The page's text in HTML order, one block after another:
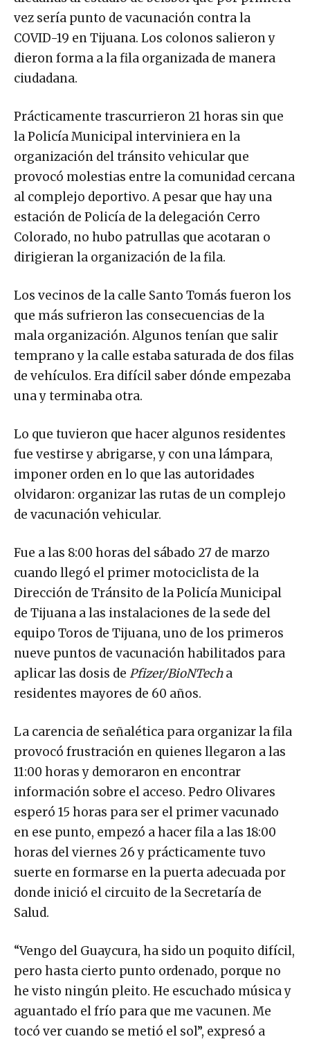
vez sería punto de vacunación contra la
COVID-19 en Tijuana. Los colonos salieron y
dieron forma a la fila organizada de manera
ciudadana.
Prácticamente trascurrieron 21 horas sin que
la Policía Municipal interviniera en la
organización del tránsito vehicular que
provocó molestias entre la comunidad cercana
al complejo deportivo. A pesar que hay una
estación de Policía de la delegación Cerro
Colorado, no hubo patrullas que acotaran o
dirigieran la organización de la fila.
Los vecinos de la calle Santo Tomás fueron los
que más sufrieron las consecuencias de la
mala organización. Algunos tenían que salir
temprano y la calle estaba saturada de dos filas
de vehículos. Era difícil saber dónde empezaba
una y terminaba otra.
Lo que tuvieron que hacer algunos residentes
fue vestirse y abrigarse, y con una lámpara,
imponer orden en lo que las autoridades
olvidaron: organizar las rutas de un complejo
de vacunación vehicular.
Fue a las 8:00 horas del sábado 27 de marzo
cuando llegó el primer motociclista de la
Dirección de Tránsito de la Policía Municipal
de Tijuana a las instalaciones de la sede del
equipo Toros de Tijuana, uno de los primeros
nueve puntos de vacunación habilitados para
aplicar las dosis de
Pfizer/BioNTech
residentes mayores de 60 años.
La carencia de señalética para organizar la fila
provocó frustración en quienes llegaron a las
11:00 horas y demoraron en encontrar
información sobre el acceso. Pedro Olivares
esperó 15 horas para ser el primer vacunado
en ese punto, empezó a hacer fila a las 18:00
horas del viernes 26 y prácticamente tuvo
suerte en formarse en la puerta adecuada por
donde inició el circuito de la Secretaría de
Salud.
“Vengo del Guaycura, ha sido un poquito difícil,
pero hasta cierto punto ordenado, porque no
he visto ningún pleito. He escuchado música y
aguantado el frío para que me vacunen. Me
tocó ver cuando se metió el sol”, expresó a